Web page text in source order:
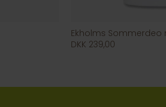
Ekholms
DKK 239,00